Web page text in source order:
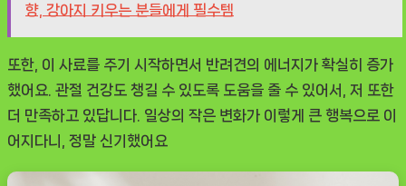
향, 강아지 키우는 분들에게 필수템
또한, 이 사료를 주기 시작하면서 반려견의 에너지가 확실히 증가
했어요. 관절 건강도 챙길 수 있도록 도움을 줄 수 있어서, 저 또한
더 만족하고 있답니다. 일상의 작은 변화가 이렇게 큰 행복으로 이
어지다니, 정말 신기했어요